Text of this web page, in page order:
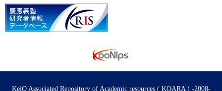
KeiO Associated Repository of Academic resources ( KOARA ) -2008-